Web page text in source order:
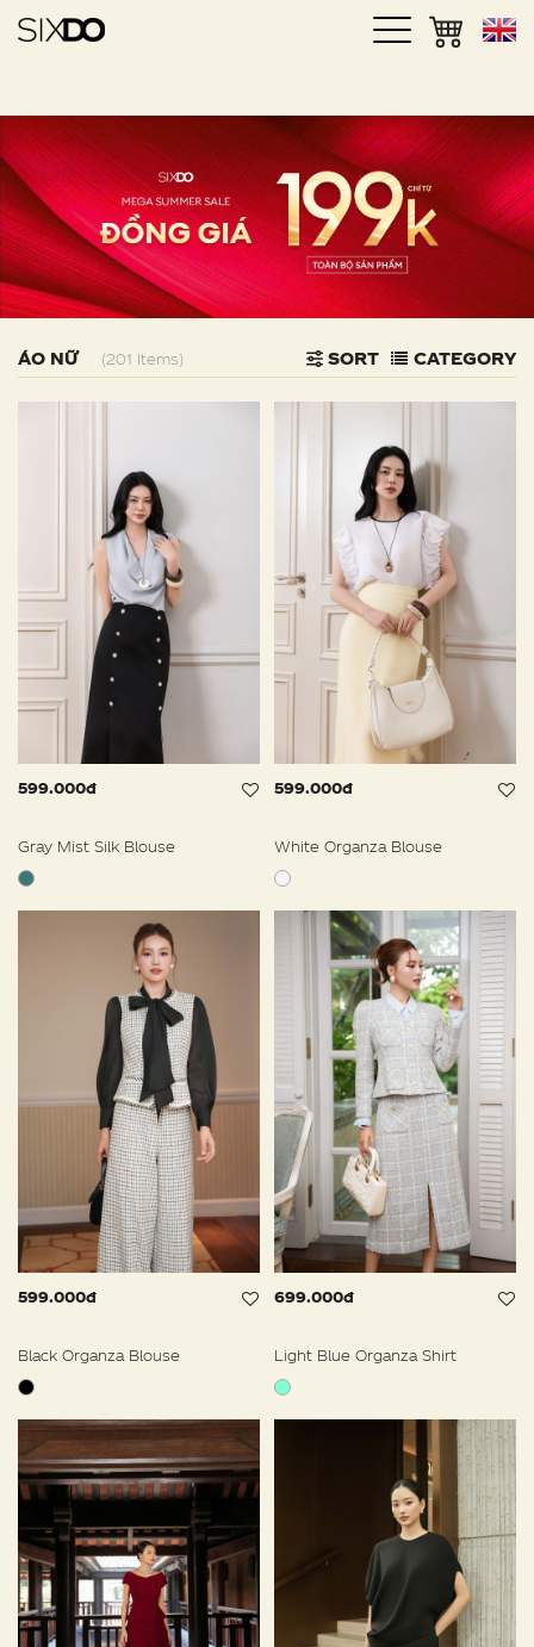
ÁO NỮ (201 Items) SORT CATEGORY
599.000đ
Gray Mist Silk Blouse
599.000đ
White Organza Blouse
599.000đ
Black Organza Blouse
699.000đ
Light Blue Organza Shirt